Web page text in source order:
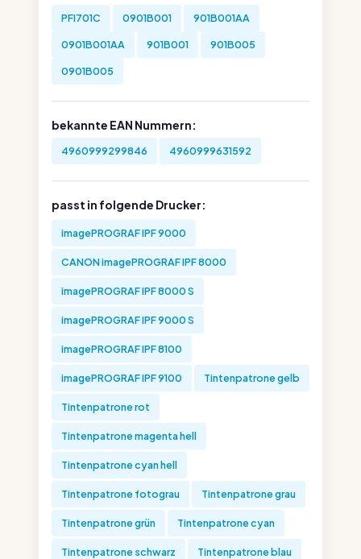
PFI701C 0901B001 901B001AA
0901B001AA 901B001 901B005
0901B005
bekannte EAN Nummern:
4960999299846 4960999631592
passt in folgende Drucker:
imagePROGRAF IPF 9000
CANON imagePROGRAF IPF 8000
imagePROGRAF IPF 8000 S
imagePROGRAF IPF 9000 S
imagePROGRAF IPF 8100
imagePROGRAF IPF 9100 Tintenpatrone gelb
Tintenpatrone rot
Tintenpatrone magenta hell
Tintenpatrone cyan hell
Tintenpatrone fotograu Tintenpatrone grau
Tintenpatrone grün Tintenpatrone cyan
Tintenpatrone schwarz Tintenpatrone blau